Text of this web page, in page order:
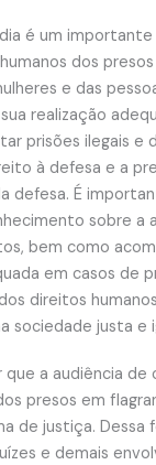
é um
dos
e das
realização
prisões ilegais e
à defesa e a
defesa. É
sobre a
bem como
em casos de
direitos
sociedade justa e
a audiência de
presos em
de justiça. Dessa
e demais